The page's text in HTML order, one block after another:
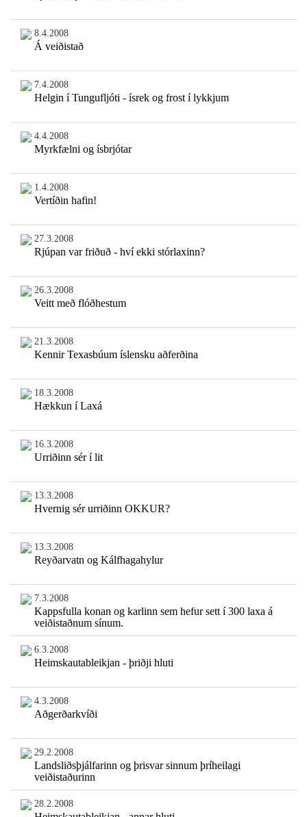
8.4.2008
Á veiðistað
7.4.2008
Helgin í Tungufljóti - ísrek og frost í lykkjum
4.4.2008
Myrkfælni og ísbrjótar
1.4.2008
Vertíðin hafin!
27.3.2008
Rjúpan var friðuð - hví ekki stórlaxinn?
26.3.2008
Veitt með flóðhestum
21.3.2008
Kennir Texasbúum íslensku aðferðina
18.3.2008
Hækkun í Laxá
16.3.2008
Urriðinn sér í lit
13.3.2008
Hvernig sér urriðinn OKKUR?
13.3.2008
Reyðarvatn og Kálfhagahylur
7.3.2008
Kappsfulla konan og karlinn sem hefur sett í 300 laxa á
veiðistaðnum sínum.
6.3.2008
Heimskautableikjan - þriðji hluti
4.3.2008
Aðgerðarkvíði
29.2.2008
Landsliðsþjálfarinn og þrisvar sinnum þríheilagi
veiðistaðurinn
28.2.2008